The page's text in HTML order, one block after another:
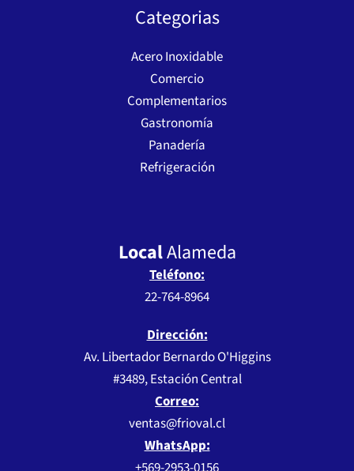
Categorias
Acero Inoxidable
Comercio
Complementarios
Gastronomía
Panadería
Refrigeración
LocalAlameda
Teléfono:
22-764-8964
Dirección:
Av. Libertador Bernardo O'Higgins
#3489, Estación Central
Correo:
ventas@frioval.cl
WhatsApp: